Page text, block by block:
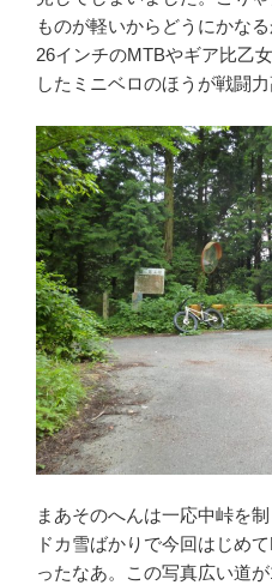
ものが軽いからどうにかな
26インチのMTBやギア比乙
したミニベロのほうが戦闘力
まあそのへんは一応中峠を
ドカ雪ばかりで今回はじめ
ったなあ。この写真広い道